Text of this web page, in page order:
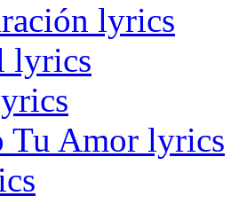
lyrics
lyrics
Tu Amor lyrics